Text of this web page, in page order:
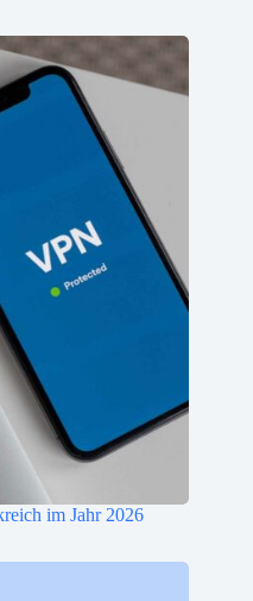
im Jahr 2026